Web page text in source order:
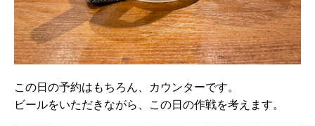
この日の予約はもちろん、カウンターです。
ビールをいただきながら、この日の作戦を考えます。